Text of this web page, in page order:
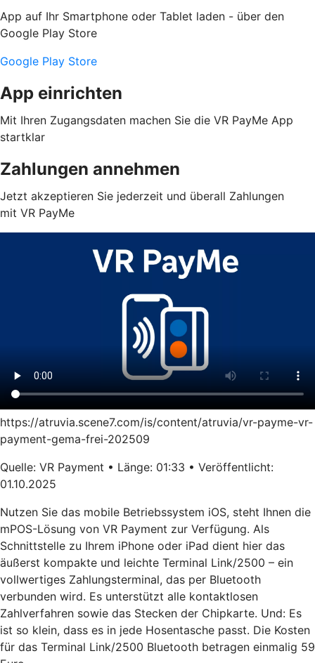
App auf Ihr Smartphone oder Tablet laden - über den
Google Play Store
Google Play Store
App einrichten
Mit Ihren Zugangsdaten machen Sie die VR PayMe App
startklar
Zahlungen annehmen
Jetzt akzeptieren Sie jederzeit und überall Zahlungen
mit VR PayMe
https://atruvia.scene7.com/is/content/atruvia/vr-payme-vr-
payment-gema-frei-202509
Quelle: VR Payment • Länge: 01:33 • Veröffentlicht:
01.10.2025
Nutzen Sie das mobile Betriebssystem iOS, steht Ihnen die
mPOS-Lösung von VR Payment zur Verfügung. Als
Schnittstelle zu Ihrem iPhone oder iPad dient hier das
äußerst kompakte und leichte Terminal Link/2500 – ein
vollwertiges Zahlungsterminal, das per Bluetooth
verbunden wird. Es unterstützt alle kontaktlosen
Zahlverfahren sowie das Stecken der Chipkarte. Und: Es
ist so klein, dass es in jede Hosentasche passt. Die Kosten
für das Terminal Link/2500 Bluetooth betragen einmalig 59